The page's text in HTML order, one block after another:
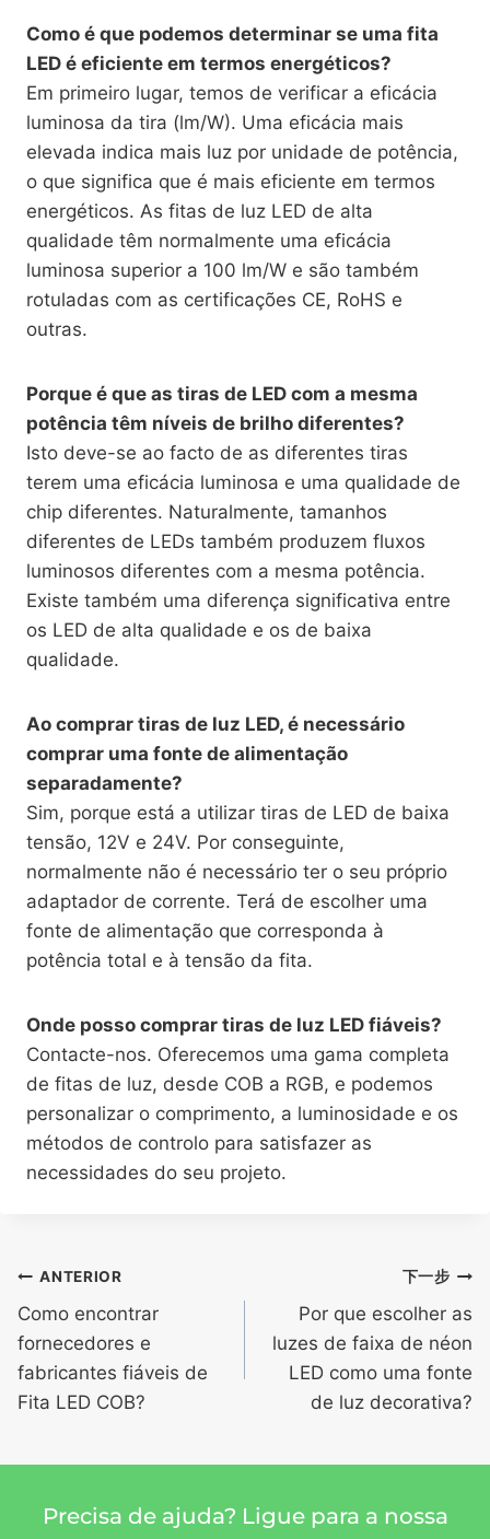
Como é que podemos determinar se uma fita
LED é eficiente em termos energéticos?
Em primeiro lugar, temos de verificar a eficácia
luminosa da tira (lm/W). Uma eficácia mais
elevada indica mais luz por unidade de potência,
o que significa que é mais eficiente em termos
energéticos. As fitas de luz LED de alta
qualidade têm normalmente uma eficácia
luminosa superior a 100 lm/W e são também
rotuladas com as certificações CE, RoHS e
outras.
Porque é que as tiras de LED com a mesma
potência têm níveis de brilho diferentes?
Isto deve-se ao facto de as diferentes tiras
terem uma eficácia luminosa e uma qualidade de
chip diferentes. Naturalmente, tamanhos
diferentes de LEDs também produzem fluxos
luminosos diferentes com a mesma potência.
Existe também uma diferença significativa entre
os LED de alta qualidade e os de baixa
qualidade.
Ao comprar tiras de luz LED, é necessário
comprar uma fonte de alimentação
separadamente?
Sim, porque está a utilizar tiras de LED de baixa
tensão, 12V e 24V. Por conseguinte,
normalmente não é necessário ter o seu próprio
adaptador de corrente. Terá de escolher uma
fonte de alimentação que corresponda à
potência total e à tensão da fita.
Onde posso comprar tiras de luz LED fiáveis?
Contacte-nos. Oferecemos uma gama completa
de fitas de luz, desde COB a RGB, e podemos
personalizar o comprimento, a luminosidade e os
métodos de controlo para satisfazer as
necessidades do seu projeto.
ANTERIOR
Como encontrar
fornecedores e
fabricantes fiáveis de
Fita LED COB?
下一步
Por que escolher as
luzes de faixa de néon
LED como uma fonte
de luz decorativa?
Precisa de ajuda? Ligue para a nossa